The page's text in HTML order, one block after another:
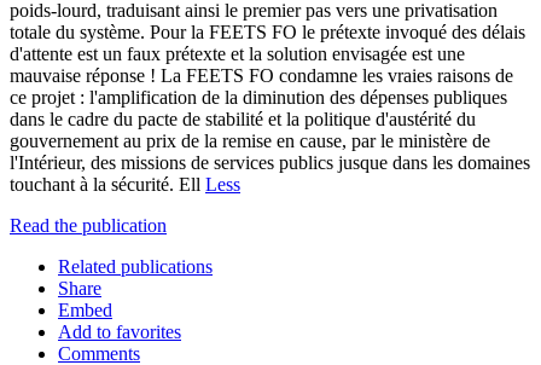
poids-lourd, traduisant ainsi le premier pas vers une privatisation
totale du système. Pour la FEETS FO le prétexte invoqué des délais
d'attente est un faux prétexte et la solution envisagée est une
mauvaise réponse ! La FEETS FO condamne les vraies raisons de
ce projet : l'amplification de la diminution des dépenses publiques
dans le cadre du pacte de stabilité et la politique d'austérité du
gouvernement au prix de la remise en cause, par le ministère de
l'Intérieur, des missions de services publics jusque dans les domaines
touchant à la sécurité. Ell Less
Read the publication
Related publications
Share
Embed
Add to favorites
Comments